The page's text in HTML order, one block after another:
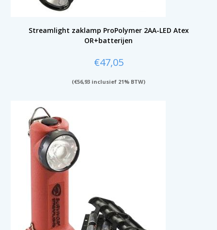
Streamlight zaklamp ProPolymer 2AA-LED Atex
OR+batterijen
€47,05
(€56,93 inclusief 21% BTW)